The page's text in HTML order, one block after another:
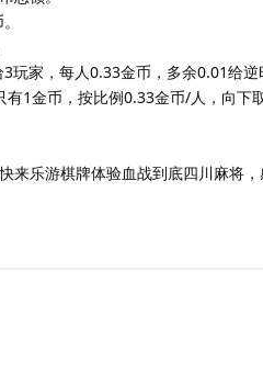
家，每人0.33金币，多余0.01给逆
1金币，按比例0.33金币/人，向下
来乐游棋牌体验血战到底四川麻将